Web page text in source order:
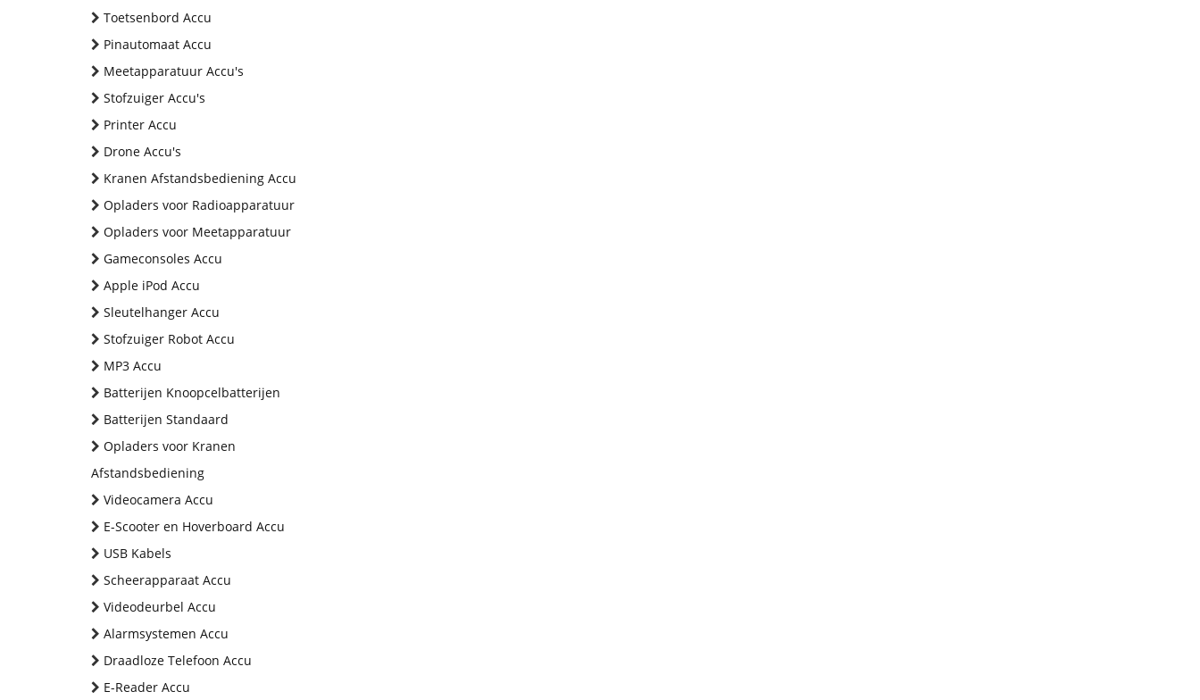
Toetsenbord Accu
Pinautomaat Accu
Meetapparatuur Accu's
Stofzuiger Accu's
Printer Accu
Drone Accu's
Kranen Afstandsbediening Accu
Opladers voor Radioapparatuur
Opladers voor Meetapparatuur
Gameconsoles Accu
Apple iPod Accu
Sleutelhanger Accu
Stofzuiger Robot Accu
MP3 Accu
Batterijen Knoopcelbatterijen
Batterijen Standaard
Opladers voor Kranen
Afstandsbediening
Videocamera Accu
E-Scooter en Hoverboard Accu
USB Kabels
Scheerapparaat Accu
Videodeurbel Accu
Alarmsystemen Accu
Draadloze Telefoon Accu
E-Reader Accu